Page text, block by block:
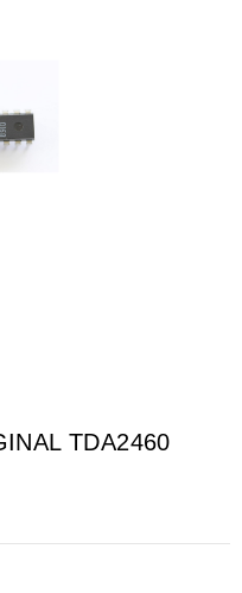
TDA2460